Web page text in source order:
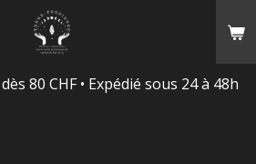
80 CHF • Expédié sous 24 à 48h